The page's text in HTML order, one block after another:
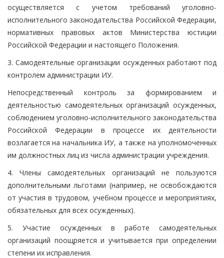
осуществляется с учетом требований уголовно-
исполнительного законодательства Российской Федерации,
нормативных правовых актов Министерства юстиции
Российской Федерации и настоящего Положения.
3. Самодеятельные организации осужденных работают под
контролем администрации ИУ.
Непосредственный контроль за формированием и
деятельностью самодеятельных организаций осужденных,
соблюдением уголовно-исполнительного законодательства
Российской Федерации в процессе их деятельности
возлагается на начальника ИУ, а также на уполномоченных
им должностных лиц из числа администрации учреждения.
4. Члены самодеятельных организаций не пользуются
дополнительными льготами (например, не освобождаются
от участия в трудовом, учебном процессе и мероприятиях,
обязательных для всех осужденных).
5. Участие осужденных в работе самодеятельных
организаций поощряется и учитывается при определении
степени их исправления.